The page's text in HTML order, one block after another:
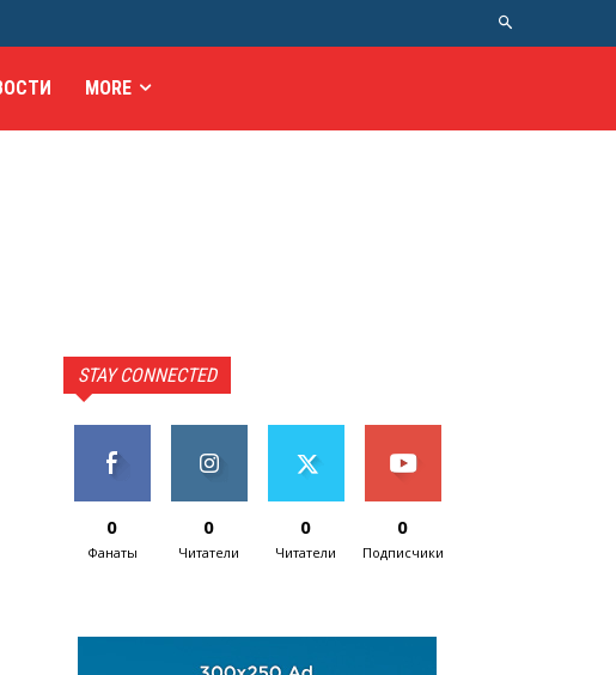
MORE
STAY CONNECTED
0
Фанаты
0
Читатели
0
Читатели
0
Подписчики